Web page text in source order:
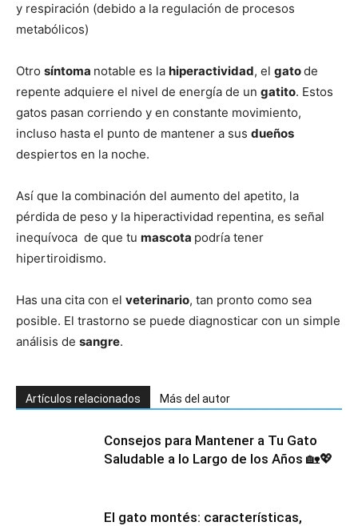
y respiración (debido a la regulación de procesos
metabólicos)
Otro síntoma notable es la hiperactividad, el gatode
repente adquiere el nivel de energía de un gatito. Estos
gatos pasan corriendo y en constante movimiento,
incluso hasta el punto de mantener a sus dueños
despiertos en la noche.
Así que la combinación del aumento del apetito, la
pérdida de peso y la hiperactividad repentina, es señal
inequívoca de que tu mascota podría tener
hipertiroidismo.
Has una cita con el veterinario, tan pronto como sea
posible. El trastorno se puede diagnosticar con un simple
análisis de sangre.
Artículos relacionados Más del autor
Consejos para Mantener a Tu Gato
Saludable a lo Largo de los Años 🏡💖
El gato montés: características,